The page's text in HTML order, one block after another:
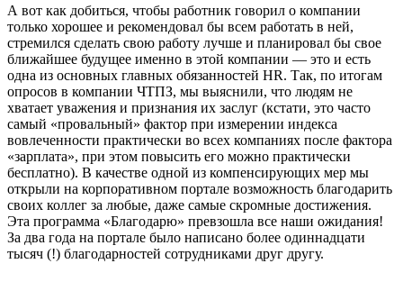
А вот как добиться, чтобы работник говорил о компании
только хорошее и рекомендовал бы всем работать в ней,
стремился сделать свою работу лучше и планировал бы свое
ближайшее будущее именно в этой компании — это и есть
одна из основных главных обязанностей HR. Так, по итогам
опросов в компании ЧТПЗ, мы выяснили, что людям не
хватает уважения и признания их заслуг (кстати, это часто
самый «провальный» фактор при измерении индекса
вовлеченности практически во всех компаниях после фактора
«зарплата», при этом повысить его можно практически
бесплатно). В качестве одной из компенсирующих мер мы
открыли на корпоративном портале возможность благодарить
своих коллег за любые, даже самые скромные достижения.
Эта программа «Благодарю» превзошла все наши ожидания!
За два года на портале было написано более одиннадцати
тысяч (!) благодарностей сотрудниками друг другу.